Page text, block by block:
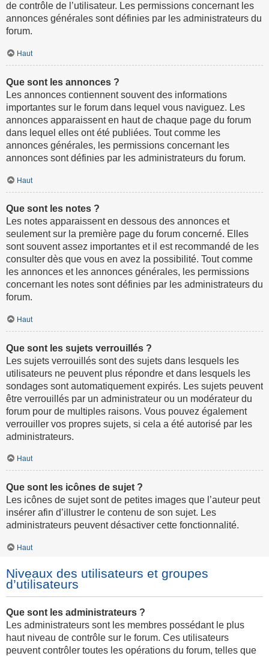
de contrôle de l’utilisateur. Les permissions concernant les
annonces générales sont définies par les administrateurs du
forum.
Haut
Que sont les annonces ?
Les annonces contiennent souvent des informations
importantes sur le forum dans lequel vous naviguez. Les
annonces apparaissent en haut de chaque page du forum
dans lequel elles ont été publiées. Tout comme les
annonces générales, les permissions concernant les
annonces sont définies par les administrateurs du forum.
Haut
Que sont les notes ?
Les notes apparaissent en dessous des annonces et
seulement sur la première page du forum concerné. Elles
sont souvent assez importantes et il est recommandé de les
consulter dès que vous en avez la possibilité. Tout comme
les annonces et les annonces générales, les permissions
concernant les notes sont définies par les administrateurs du
forum.
Haut
Que sont les sujets verrouillés ?
Les sujets verrouillés sont des sujets dans lesquels les
utilisateurs ne peuvent plus répondre et dans lesquels les
sondages sont automatiquement expirés. Les sujets peuvent
être verrouillés par un administrateur ou un modérateur du
forum pour de multiples raisons. Vous pouvez également
verrouiller vos propres sujets, si cela a été autorisé par les
administrateurs.
Haut
Que sont les icônes de sujet ?
Les icônes de sujet sont de petites images que l’auteur peut
insérer afin d’illustrer le contenu de son sujet. Les
administrateurs peuvent désactiver cette fonctionnalité.
Haut
Niveaux des utilisateurs et groupes
d’utilisateurs
Que sont les administrateurs ?
Les administrateurs sont les membres possédant le plus
haut niveau de contrôle sur le forum. Ces utilisateurs
peuvent contrôler toutes les opérations du forum, telles que